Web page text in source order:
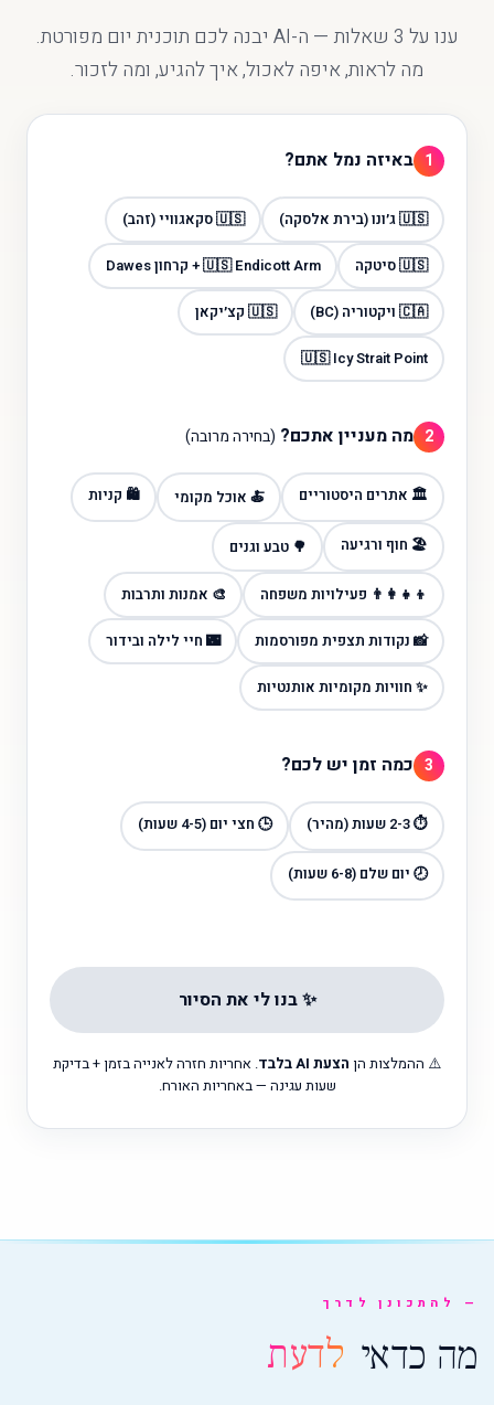
ענו על 3 שאלות — ה-AI יבנה לכם תוכנית יום מפורטת.
מה לראות, איפה לאכול, איך להגיע, ומה לזכור.
1 באיזה נמל אתם?
🇺🇸 ג׳ונו (בירת אלסקה) 🇺🇸 סקאגוויי (זהב)
🇺🇸 סיטקה 🇺🇸 Endicott Arm + קרחון Dawes
🇨🇦 ויקטוריה (BC) 🇺🇸 קצ׳יקאן
🇺🇸 Icy Strait Point
2 מה מעניין אתכם? (בחירה מרובה)
🏛️ אתרים היסטוריים 🍝 אוכל מקומי 🛍️ קניות
🏖️ חוף ורגיעה 🌳 טבע וגנים
👨‍👩‍👧‍👦 פעילויות משפחה 🎨 אמנות ותרבות
📸 נקודות תצפית מפורסמות 🌃 חיי לילה ובידור
✨ חוויות מקומיות אותנטיות
3 כמה זמן יש לכם?
⏱️ 2-3 שעות (מהיר) 🕒 חצי יום (4-5 שעות)
🕗 יום שלם (6-8 שעות)
✨ בנו לי את הסיור
⚠️ ההמלצות הן הצעת AI בלבד
. אחריות חזרה לאנייה בזמן + בדיקת
שעות עגינה — באחריות האורח.
להתכונן לדרך
מה כדאי לדעת